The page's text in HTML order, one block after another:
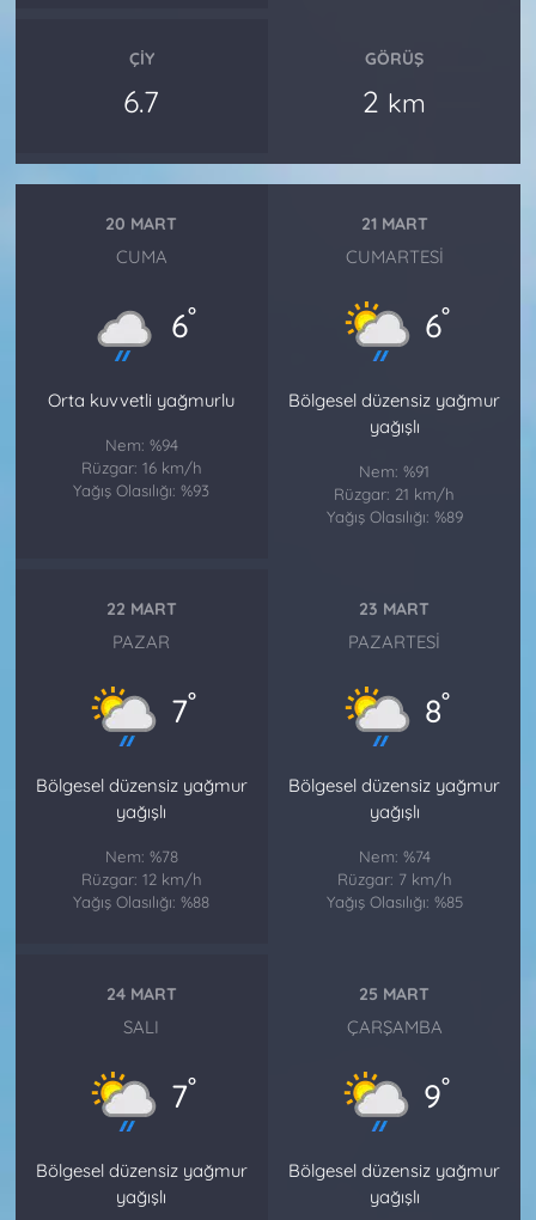
ÇIY
6.7
GÖRÜŞ
2 km
20 MART
CUMA
6°
Orta kuvvetli yağmurlu
Nem: %94
Rüzgar: 16 km/h
Yağış Olasılığı: %93
21 MART
CUMARTESI
6°
Bölgesel düzensiz yağmur
yağışlı
Nem: %91
Rüzgar: 21 km/h
Yağış Olasılığı: %89
22 MART
PAZAR
7°
Bölgesel düzensiz yağmur
yağışlı
Nem: %78
Rüzgar: 12 km/h
Yağış Olasılığı: %88
23 MART
PAZARTESI
8°
Bölgesel düzensiz yağmur
yağışlı
Nem: %74
Rüzgar: 7 km/h
Yağış Olasılığı: %85
24 MART
SALI
7°
Bölgesel düzensiz yağmur
yağışlı
25 MART
ÇARŞAMBA
9°
Bölgesel düzensiz yağmur
yağışlı